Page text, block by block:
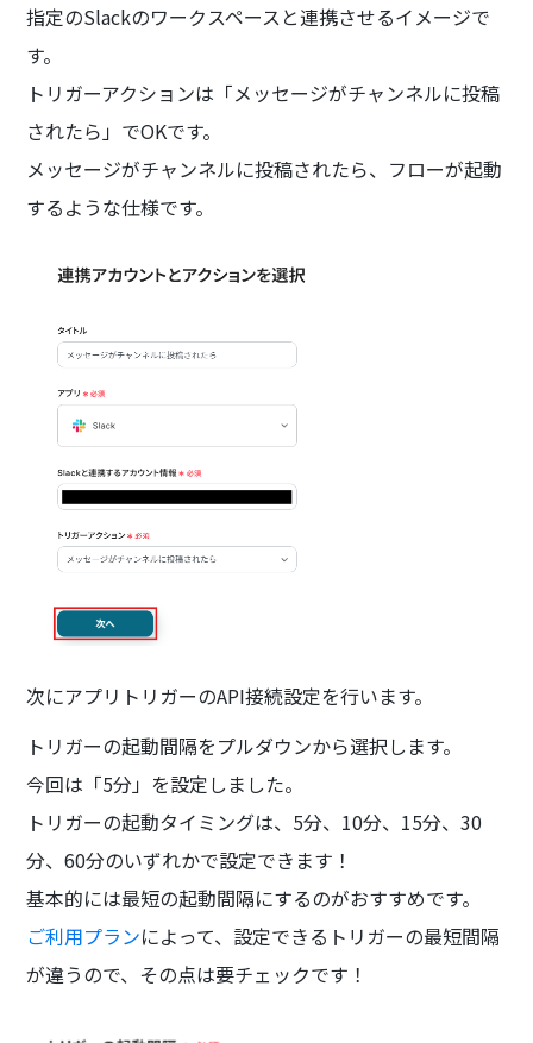
指定のSlackのワークスペースと連携させるイメージで
す。
トリガーアクションは「メッセージがチャンネルに投稿
されたら」でOKです。
メッセージがチャンネルに投稿されたら、フローが起動
するような仕様です。
次にアプリトリガーのAPI接続設定を行います。
トリガーの起動間隔をプルダウンから選択します。
今回は「5分」を設定しました。
トリガーの起動タイミングは、5分、10分、15分、30
分、60分のいずれかで設定できます！
基本的には最短の起動間隔にするのがおすすめです。
ご利用プランによって、設定できるトリガーの最短間隔
が違うので、その点は要チェックです！